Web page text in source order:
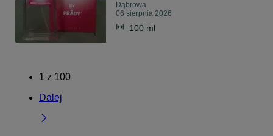
Dąbrowa
06 sierpnia 2026
100 ml
1 z 100
Dalej